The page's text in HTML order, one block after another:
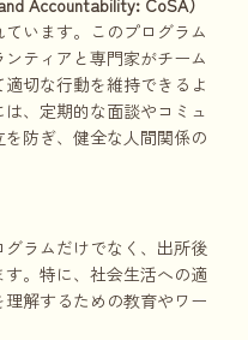
います。このプログラム
ティアと専門家がチーム
切な行動を維持できるよ
、定期的な面談やコミュ
防ぎ、健全な人間関係の
ラムだけでなく、出所後
。特に、社会生活への適
解するための教育やワー